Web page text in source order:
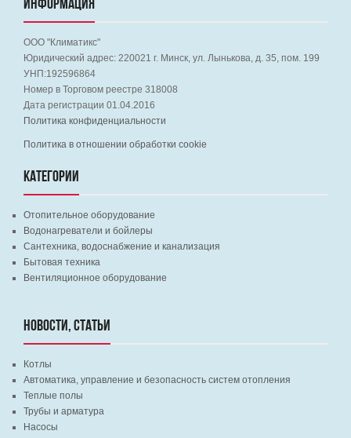
ИНФОРМАЦИЯ
ООО "Климатикс"
Юридический адрес: 220021 г. Минск, ул. Лынькова, д. 35, пом. 199
УНП:192596864
Номер в Торговом реестре 318008
Дата регистрации 01.04.2016
Политика конфиденциальности
Политика в отношении обработки cookie
КАТЕГОРИИ
Отопительное оборудование
Водонагреватели и бойлеры
Сантехника, водоснабжение и канализация
Бытовая техника
Вентиляционное оборудование
НОВОСТИ, СТАТЬИ
Котлы
Автоматика, управление и безопасность систем отопления
Теплые полы
Трубы и арматура
Насосы